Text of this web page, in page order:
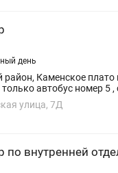
день
плато на автобусе до
автобус номер 5 ,
домеулица, 7Д
по внутренней